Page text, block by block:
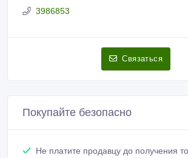
3986853
Связаться
Покупайте безопасно
Не платите продавцу до получения